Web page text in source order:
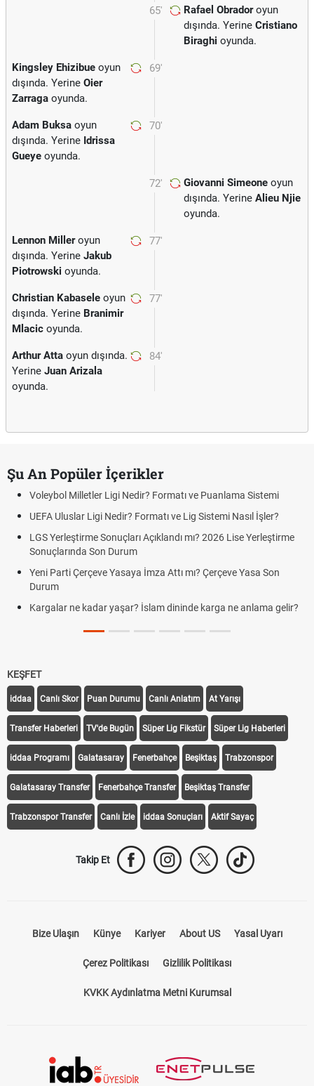
65' Rafael Obradoroyun
dışında. Yerine Cristiano
Biraghi oyunda.
69'
Kingsley Ehizibue oyun
dışında. Yerine Oier
Zarraga oyunda.
70'
Adam Buksa oyun
dışında. Yerine Idrissa
Gueye oyunda.
72' Giovanni Simeone oyun
dışında. Yerine Alieu Njie
oyunda.
77'
Lennon Milleroyun
dışında. Yerine Jakub
Piotrowski oyunda.
77'
Christian Kabasele oyun
dışında. Yerine Branimir
Mlacic oyunda.
84'
Arthur Atta oyun dışında.
Yerine Juan Arizala
oyunda.
Şu An Popüler İçerikler
Voleybol Milletler Ligi Nedir? Formatı ve Puanlama Sistemi
UEFA Uluslar Ligi Nedir? Formatı ve Lig Sistemi Nasıl İşler?
LGS Yerleştirme Sonuçları Açıklandı mı? 2026 Lise Yerleştirme
Sonuçlarında Son Durum
Yeni Parti Çerçeve Yasaya İmza Attı mı? Çerçeve Yasa Son
Durum
Kargalar ne kadar yaşar? İslam dininde karga ne anlama gelir?
KEŞFET
iddaa Canlı Skor Puan Durumu Canlı Anlatım At Yarışı
Transfer Haberleri TV'de Bugün Süper Lig Fikstür Süper Lig Haberleri
iddaa Programı Galatasaray Fenerbahçe Beşiktaş Trabzonspor
Galatasaray Transfer Fenerbahçe Transfer Beşiktaş Transfer
Trabzonspor Transfer Canlı İzle iddaa Sonuçları Aktif Sayaç
Takip Et
Bize Ulaşın Künye Kariyer About US Yasal Uyarı
Çerez Politikası Gizlilik Politikası
KVKK Aydınlatma Metni Kurumsal